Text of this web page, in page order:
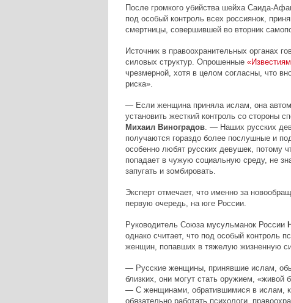
После громкого убийства шейха Саида-
под особый контроль всех россиянок,
смертницы, совершившей во вторник
Источник в правоохранительных органах
силовых структур. Опрошенные
чрезмерной, хотя в целом согласны, что
риска».
— Если женщина приняла ислам, она
установить жесткий контроль со стороны
Михаил Виноградов. — Наших русских
получаются гораздо более послушные и
особенно любят русских девушек, потому
попадает в чужую социальную среду, не
запугать и зомбировать.
Эксперт отмечает, что именно за
первую очередь, на юге России.
Руководитель Союза мусульманок России
однако считает, что под особый контроль
женщин, попавших в тяжелую жизненную
— Русские женщины, принявшие ислам,
близких, они могут стать оружием,
— С женщинами, обратившимися в ислам,
обязательно работать психологи,